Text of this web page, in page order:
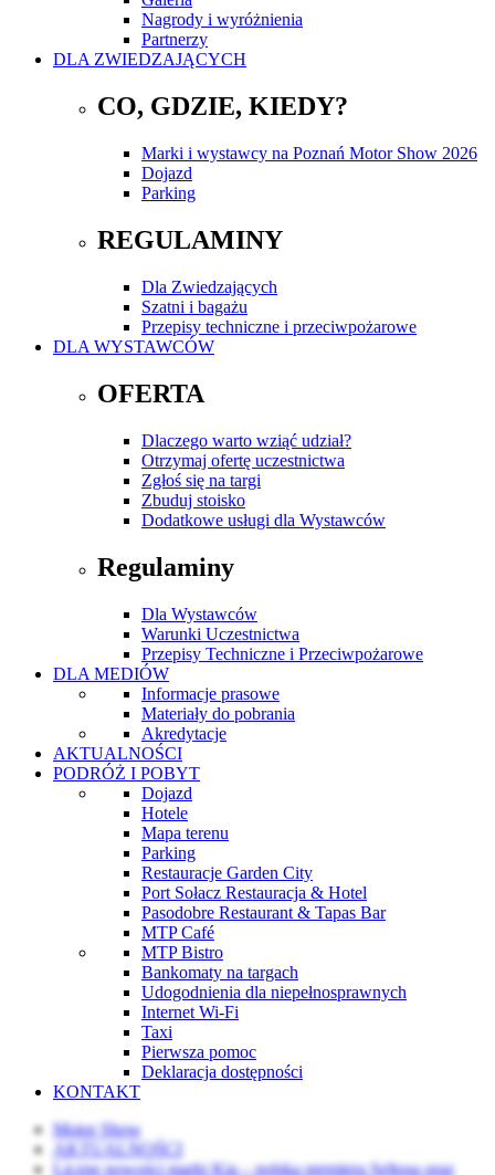
Nagrody i wyróżnienia
Partnerzy
DLA ZWIEDZAJĄCYCH
CO, GDZIE, KIEDY?
Marki i wystawcy na Poznań Motor Show 2026
Dojazd
Parking
REGULAMINY
Dla Zwiedzających
Szatni i bagażu
Przepisy techniczne i przeciwpożarowe
DLA WYSTAWCÓW
OFERTA
Dlaczego warto wziąć udział?
Otrzymaj ofertę uczestnictwa
Zgłoś się na targi
Zbuduj stoisko
Dodatkowe usługi dla Wystawców
Regulaminy
Dla Wystawców
Warunki Uczestnictwa
Przepisy Techniczne i Przeciwpożarowe
DLA MEDIÓW
Informacje prasowe
Materiały do pobrania
Akredytacje
AKTUALNOŚCI
PODRÓŻ I POBYT
Dojazd
Hotele
Mapa terenu
Parking
Restauracje Garden City
Port Sołacz Restauracja & Hotel
Pasodobre Restaurant & Tapas Bar
MTP Café
MTP Bistro
Bankomaty na targach
Udogodnienia dla niepełnosprawnych
Internet Wi-Fi
Taxi
Pierwsza pomoc
Deklaracja dostępności
KONTAKT
Motor Show
AKTUALNOŚCI
Liczne nowości marki Kia – polska premiera Seltosa oraz